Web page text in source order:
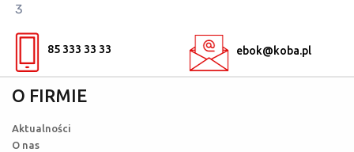
3
85 333 33 33 ebok@koba.pl
O FIRMIE
Aktualności
O nas